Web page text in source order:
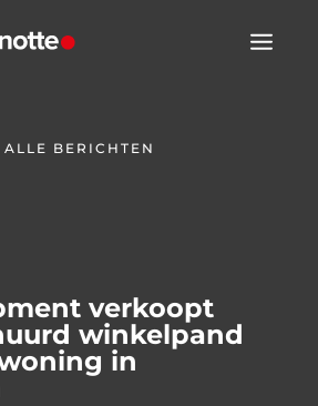
BERICHTEN
verkoopt
winkelpand
in